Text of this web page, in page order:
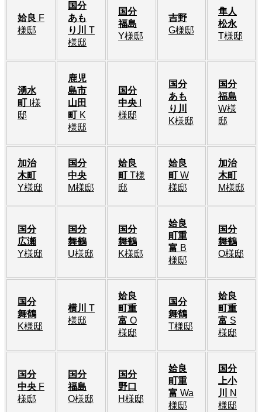
姶良 F
様邸
国分
あも
り川
T
様邸
国分
福島
Y様邸
吉野
G様邸
隼人
松永
T様邸
湧水
町I様
邸
鹿児
島市
山田
町K
様邸
国分
中央
様邸
国分
あも
り川
K様邸
国分
福島
W様
邸
加治
木町
Y様邸
国分
中央
M様邸
姶良
町T様
邸
姶良
町W
様邸
加治
木町
M様邸
国分
広瀬
Y様邸
国分
舞鶴
U様邸
国分
舞鶴
K様邸
姶良
町重
富 B
様邸
国分
舞鶴
O様邸
国分
舞鶴
K様邸
横川
T
様邸
姶良
町重
富 O
様邸
国分
舞鶴
T様邸
姶良
町重
富 S
様邸
国分
中央 F
様邸
国分
福島
O様邸
国分
野口
H様邸
姶良
町重
富 Wa
様邸
国分
上小
川
N
様邸